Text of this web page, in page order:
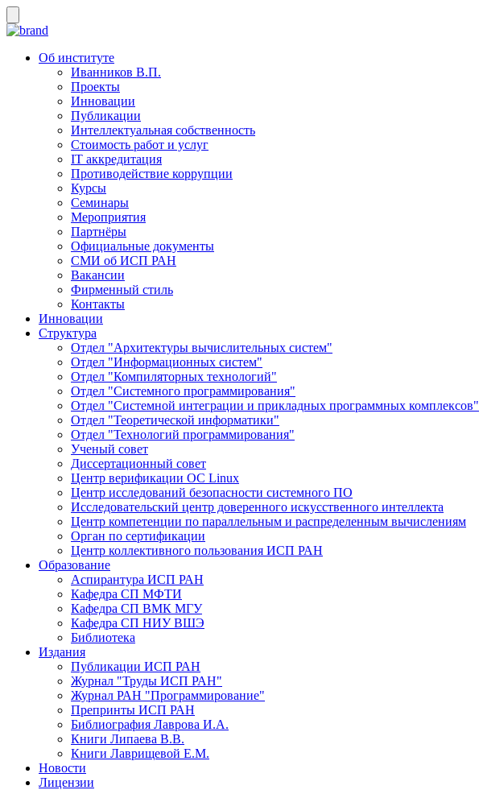
Об институте
Иванников В.П.
Проекты
Инновации
Публикации
Интеллектуальная собственность
Стоимость работ и услуг
IT аккредитация
Противодействие коррупции
Курсы
Семинары
Мероприятия
Партнёры
Официальные документы
СМИ об ИСП РАН
Вакансии
Фирменный стиль
Контакты
Инновации
Структура
Отдел "Архитектуры вычислительных систем"
Отдел "Информационных систем"
Отдел "Компиляторных технологий"
Отдел "Системного программирования"
Отдел "Системной интеграции и прикладных программных комплексов"
Отдел "Теоретической информатики"
Отдел "Технологий программирования"
Ученый совет
Диссертационный совет
Центр верификации ОС Linux
Центр исследований безопасности системного ПО
Исследовательский центр доверенного искусственного интеллекта
Центр компетенции по параллельным и распределенным вычислениям
Орган по сертификации
Центр коллективного пользования ИСП РАН
Образование
Аспирантура ИСП РАН
Кафедра СП МФТИ
Кафедра СП ВМК МГУ
Кафедра СП НИУ ВШЭ
Библиотека
Издания
Публикации ИСП РАН
Журнал "Труды ИСП РАН"
Журнал РАН "Программирование"
Препринты ИСП РАН
Библиография Лаврова И.А.
Книги Липаева В.В.
Книги Лаврищевой Е.М.
Новости
Лицензии